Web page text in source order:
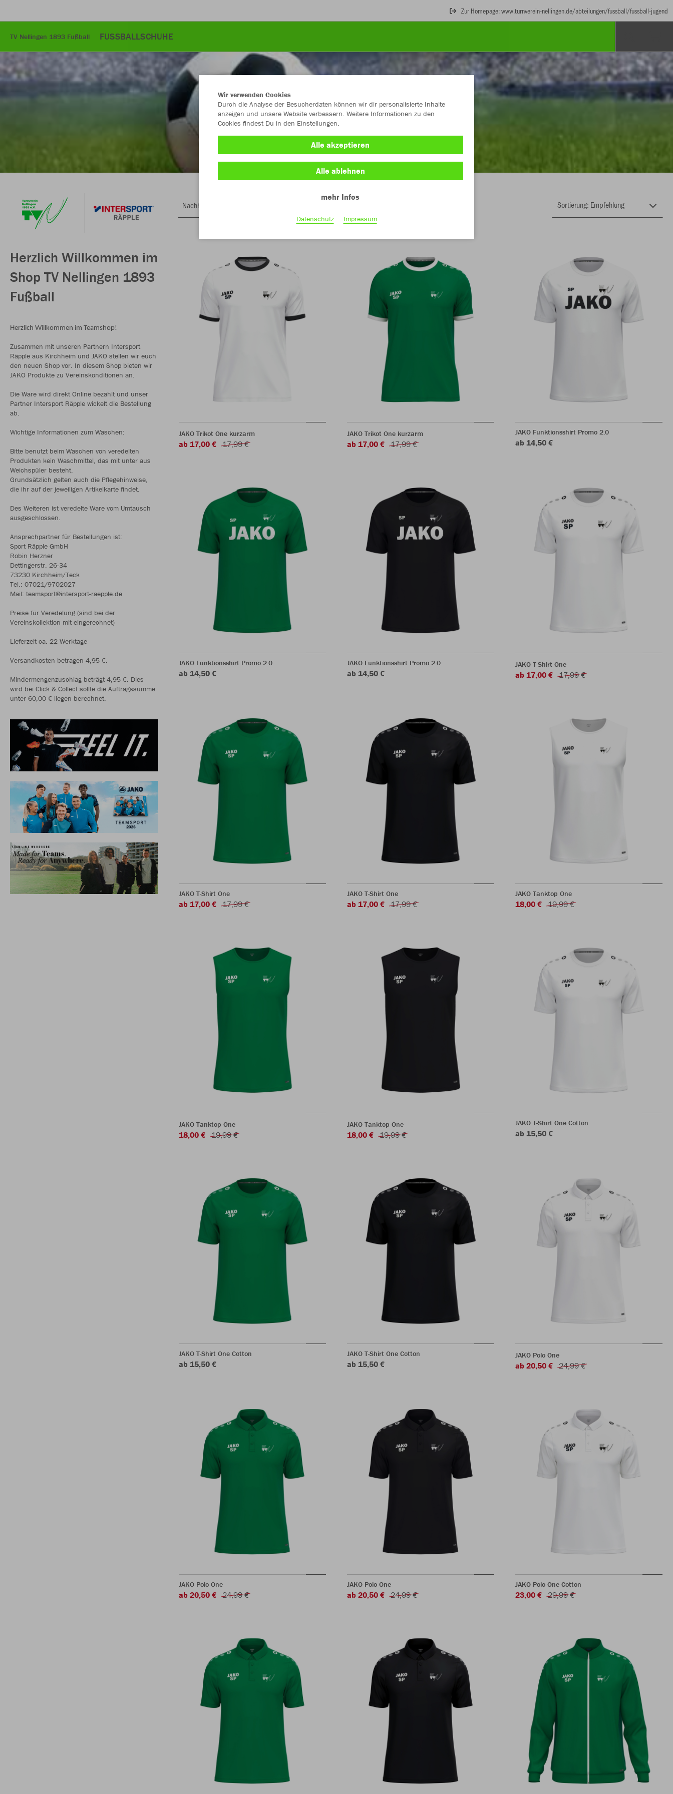
Zur Homepage: www.turnverein-nellingen.de/abteilungen/fussball/fussball-jugend
TV Nellingen 1893 Fußball FUSSBALLSCHUHE
Herzlich Willkommen im
Shop TV Nellingen 1893
Fußball
Herzlich Willkommen im Teamshop!
Zusammen mit unseren Partnern Intersport
Räpple aus Kirchheim und JAKO stellen wir euch
den neuen Shop vor. In diesem Shop bieten wir
JAKO Produkte zu Vereinskonditionen an.
Die Ware wird direkt Online bezahlt und unser
Partner Intersport Räpple wickelt die Bestellung
ab.
Wichtige Informationen zum Waschen:
Bitte benutzt beim Waschen von veredelten
Produkten kein Waschmittel, das mit unter aus
Weichspüler besteht.
Grundsätzlich gelten auch die Pflegehinweise,
die ihr auf der jeweiligen Artikelkarte findet.
Des Weiteren ist veredelte Ware vom Umtausch
ausgeschlossen.
Ansprechpartner für Bestellungen ist:
Sport Räpple GmbH
Robin Herzner
Dettingerstr. 26-34
73230 Kirchheim/Teck
Tel.: 07021/9702027
Mail: teamsport@intersport-raepple.de
Preise für Veredelung (sind bei der
Vereinskollektion mit eingerechnet)
Lieferzeit ca. 22 Werktage
Versandkosten betragen 4,95 €.
Mindermengenzuschlag beträgt 4,95 €. Dies
wird bei Click & Collect sollte die Auftragssumme
unter 60,00 € liegen berechnet.
Nachhaltig
JAKO Trikot One kurzarm
ab 17,00 € 17,99 €
JAKO Trikot One kurzarm
ab 17,00 € 17,99 €
JAKO Funktionsshirt Promo 2.0
ab 14,50 €
JAKO Funktionsshirt Promo 2.0
ab 14,50 €
JAKO Funktionsshirt Promo 2.0
ab 14,50 €
JAKO T-Shirt One
ab 17,00 € 17,99 €
JAKO T-Shirt One
ab 17,00 € 17,99 €
JAKO T-Shirt One
ab 17,00 € 17,99 €
JAKO Tanktop One
18,00 € 19,99 €
JAKO Tanktop One
18,00 € 19,99 €
JAKO Tanktop One
18,00 € 19,99 €
JAKO T-Shirt One Cotton
ab 15,50 €
JAKO T-Shirt One Cotton
ab 15,50 €
JAKO T-Shirt One Cotton
ab 15,50 €
JAKO Polo One
ab 20,50 € 24,99 €
JAKO Polo One
ab 20,50 € 24,99 €
JAKO Polo One
ab 20,50 € 24,99 €
JAKO Polo One Cotton
23,00 € 29,99 €
Wir verwenden Cookies
Durch die Analyse der Besucherdaten können wir dir personalisierte Inhalte
anzeigen und unsere Website verbessern. Weitere Informationen zu den
Cookies findest Du in den Einstellungen.
Alle akzeptieren
Alle ablehnen
mehr Infos
Datenschutz Impressum